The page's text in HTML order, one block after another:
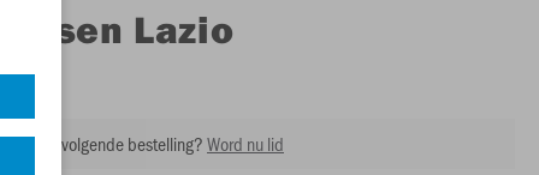
Lazio
op je volgende bestelling?Word nu lid